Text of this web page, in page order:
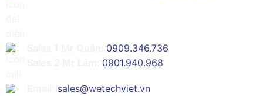
0909.346.736
0901.940.968
sales@wetechviet.vn